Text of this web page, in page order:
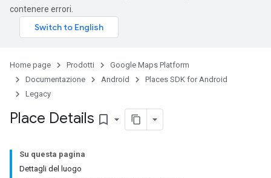
contenere errori.
Home page Prodotti
Google Maps Platform
Documentazione
Android
Places SDK for Android
Legacy
Place Details bookmark_border
Su questa pagina
Dettagli del luogo